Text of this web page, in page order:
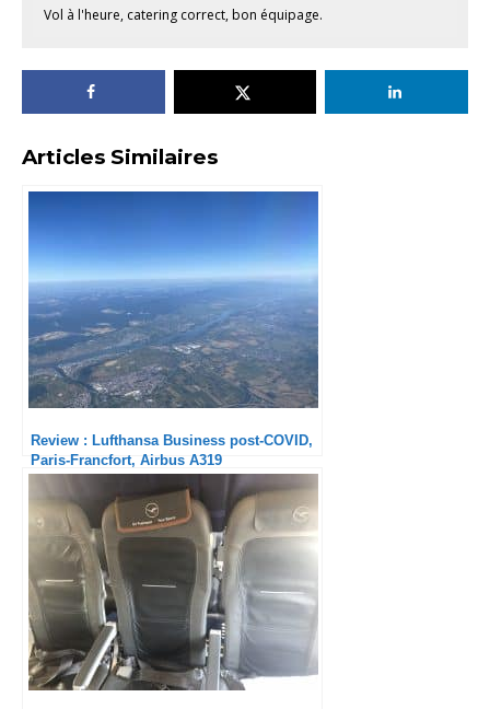
Vol à l'heure, catering correct, bon équipage.
Articles Similaires
Review : Lufthansa Business post-COVID,
Paris-Francfort, Airbus A319